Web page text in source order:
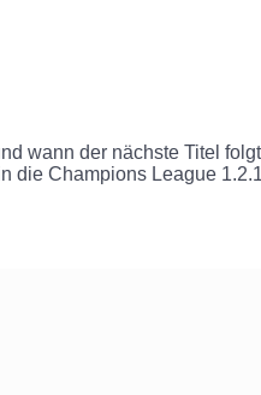
wann der nächste Titel
die Champions League